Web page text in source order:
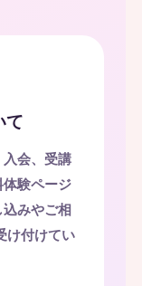
て
会、受講
験ページ
みやご相
け付けてい